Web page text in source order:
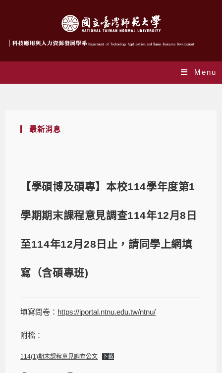
Menu
最新消息
【學碩博及碩專】本校114學年度第1
學期期末課程意見調查114年12月8日
至114年12月28日止，請同學上網填
寫（含碩專班)
填寫問卷： https://iportal.ntnu.edu.tw/ntnu/
附檔：
114(1)期末課程意見調查公文 下載